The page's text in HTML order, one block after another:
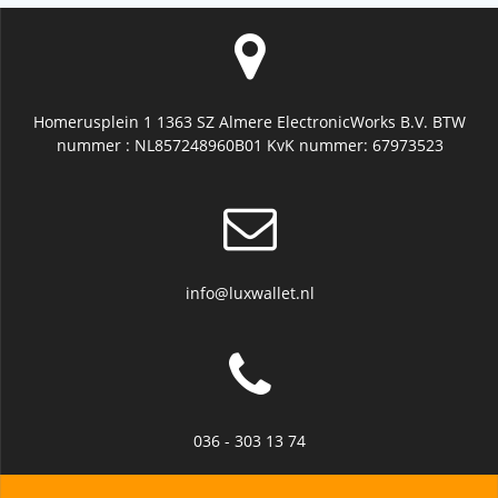
Homerusplein 1 1363 SZ Almere ElectronicWorks B.V. BTW
nummer : NL857248960B01 KvK nummer: 67973523
info@luxwallet.nl
036 - 303 13 74